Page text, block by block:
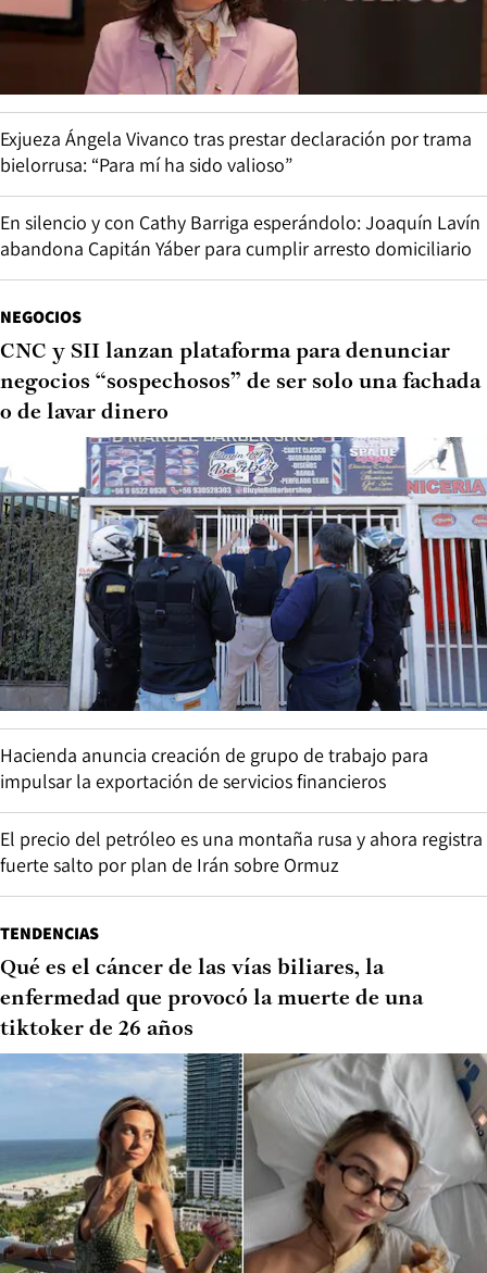
Exjueza Ángela Vivanco tras prestar declaración por trama
bielorrusa: “Para mí ha sido valioso”
En silencio y con Cathy Barriga esperándolo: Joaquín Lavín
abandona Capitán Yáber para cumplir arresto domiciliario
NEGOCIOS
CNC y SII lanzan plataforma para denunciar
negocios “sospechosos” de ser solo una fachada
o de lavar dinero
Hacienda anuncia creación de grupo de trabajo para
impulsar la exportación de servicios financieros
El precio del petróleo es una montaña rusa y ahora registra
fuerte salto por plan de Irán sobre Ormuz
TENDENCIAS
Qué es el cáncer de las vías biliares, la
enfermedad que provocó la muerte de una
tiktoker de 26 años